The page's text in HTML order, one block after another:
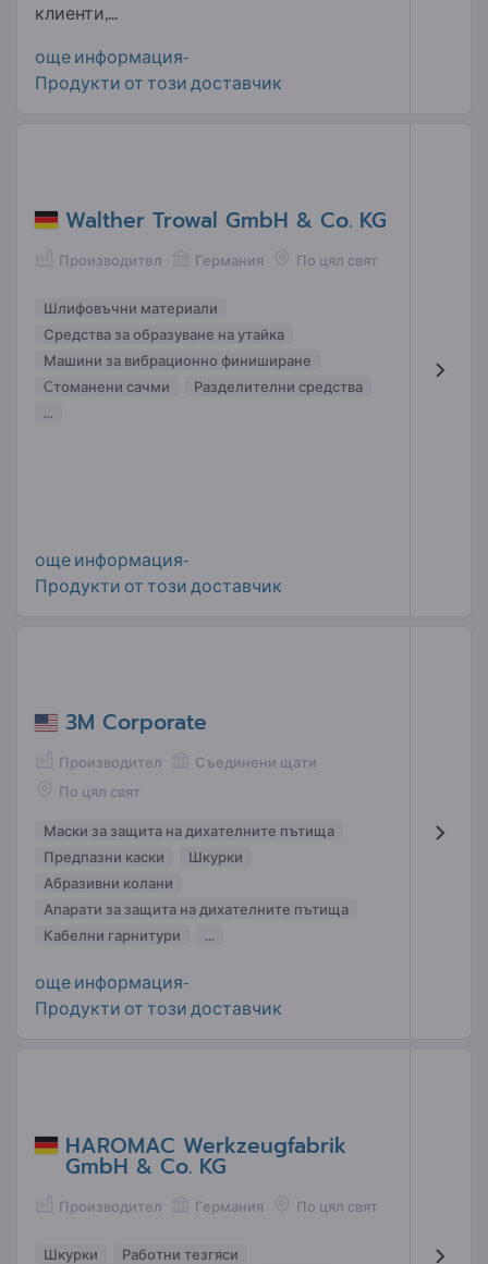
клиенти,...
още информация-
Продукти от този доставчик
Walther Trowal GmbH & Co. KG
Производител Германия По цял свят
Шлифовъчни материали
Средства за образуване на утайка
Машини за вибрационно финиширане
Cтоманени сачми
Разделителни средства
...
още информация-
Продукти от този доставчик
3M Corporate
Производител
Съединени щати
По цял свят
Маски за защита на дихателните пътища
Предпазни каски
Шкурки
Абразивни колани
Апарати за защита на дихателните пътища
Кабелни гарнитури
...
още информация-
Продукти от този доставчик
HAROMAC Werkzeugfabrik
GmbH & Co. KG
Производител Германия По цял свят
Шкурки
Работни тезгяси